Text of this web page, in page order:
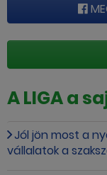
A LIGA a
Jól jön most a
vállalatok a